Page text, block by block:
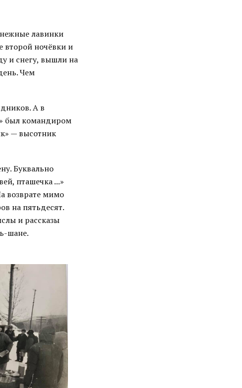
лавинки
второй ночёвки и
и снегу, вышли на
Чем
А в
был командиром
— высотник
Буквально
пташечка ...»
возврате мимо
на пятьдесят.
и рассказы
шане.